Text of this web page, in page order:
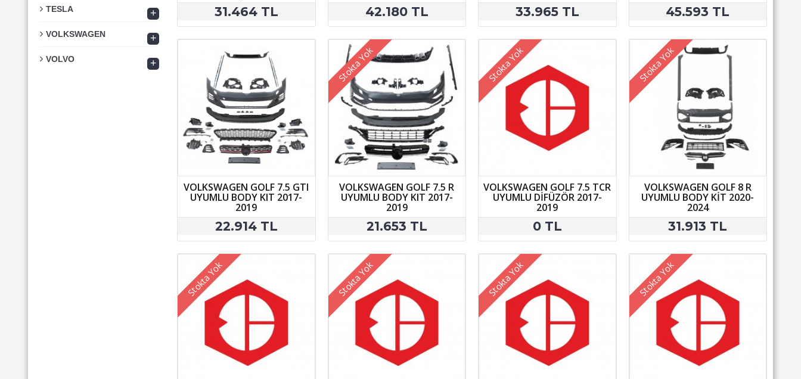
TESLA +
VOLKSWAGEN +
VOLVO +
31.464 TL 42.180 TL 33.965 TL 45.593 TL
VOLKSWAGEN GOLF 7.5 GTI
UYUMLU BODY KIT 2017-
2019
22.914 TL
Stokta Yok
VOLKSWAGEN GOLF 7.5 R
UYUMLU BODY KIT 2017-
2019
21.653 TL
Stokta Yok
VOLKSWAGEN GOLF 7.5 TCR
UYUMLU DİFÜZÖR 2017-
2019
0 TL
Stokta Yok
VOLKSWAGEN GOLF 8 R
UYUMLU BODY KİT 2020-
2024
31.913 TL
Stokta Yok Stokta Yok Stokta Yok Stokta Yok